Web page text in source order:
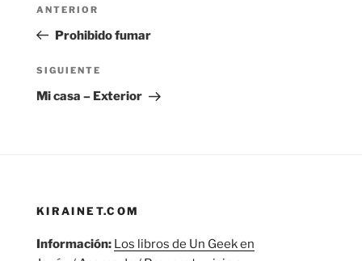
entradas
Entrada
anterior:
ANTERIOR
Prohibido fumar
Siguiente
entrada
SIGUIENTE
Mi casa – Exterior
KIRAINET.COM
Información: Los libros de Un Geek en